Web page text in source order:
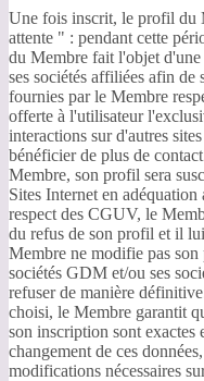
Une fois inscrit, le profil du
attente " : pendant cette
du Membre fait l'objet
ses sociétés affiliées afin de
fournies par le Membre
offerte à l'utilisateur
interactions sur d'autres
bénéficier de plus de
Membre, son profil sera
Sites Internet en
respect des CGUV, le
du refus de son profil et il
Membre ne modifie pas
sociétés GDM et/ou ses
refuser de manière
choisi, le Membre garantit
son inscription sont exactes
changement de ces
modifications nécessaires